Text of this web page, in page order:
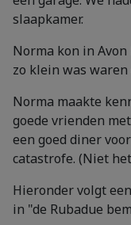
slaapkamer.
Norma kon in
zo klein was waren
Norma maakte
goede vrienden
een goed diner
catastrofe. (Niet
Hieronder volgt
in "de Rubadue